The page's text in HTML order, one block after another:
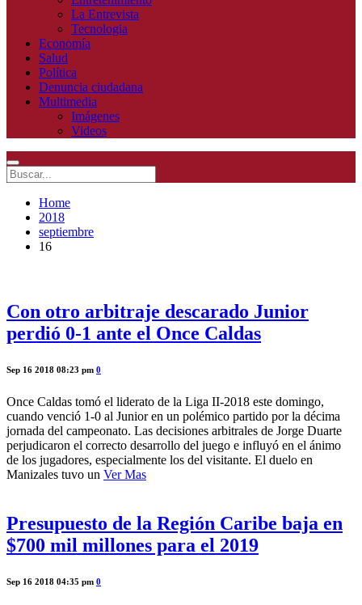
La Entrevista
Tecnologia
Economía
Salud
Política
Denuncia ciudadana
Multimedia
Imágenes
Videos
Home
2018
septiembre
16
Con otro arbitraje descarado Junior
perdió 0-1 ante el Once Caldas
Sep 16 2018 08:23 pm 0
Once Caldas tomó el liderato de la Liga II-2018 este domingo,
cuando venció 1-0 al Junior en un polémico partido por la décima
jornada del campeonato. Las decisiones arbitrales de Jorge Duarte
perjudicaron el correcto desarrollo del juego e influyó en el ánimo
de los jugadores, especialmente los del visitante. El duelo en
Manizales tuvo un Ver Mas
Presupuesto de la Región Caribe baja en
$700 mil millones para el 2019
Sep 16 2018 04:35 pm 0